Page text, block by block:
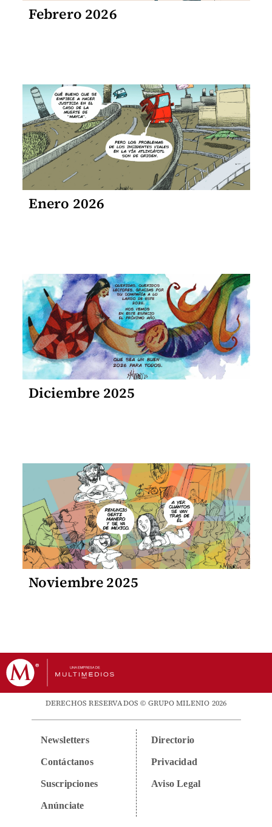
Febrero 2026
Enero 2026
Diciembre 2025
Noviembre 2025
DERECHOS RESERVADOS © GRUPO MILENIO 2026
Newsletters
Contáctanos
Suscripciones
Anúnciate
Directorio
Privacidad
Aviso Legal